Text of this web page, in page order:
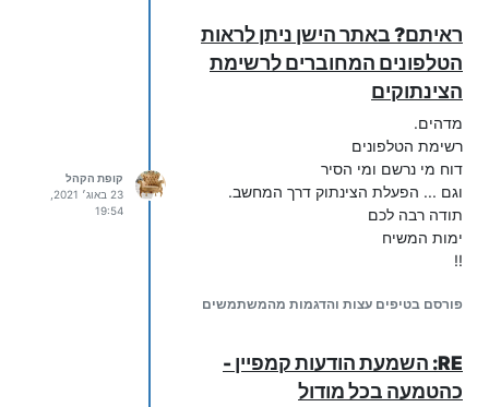
ראיתם? באתר הישן ניתן לראות
הטלפונים המחוברים לרשימת
הצינתוקים
מדהים.
רשימת הטלפונים
דוח מי נרשם ומי הסיר
וגם ... הפעלת הצינתוק דרך המחשב.
תודה רבה לכם
ימות המשיח
!!
פורסם בטיפים עצות והדגמות מהמשתמשים
קופת הקהל
19:54
RE: השמעת הודעות קמפיין -
כהטמעה בכל מודול